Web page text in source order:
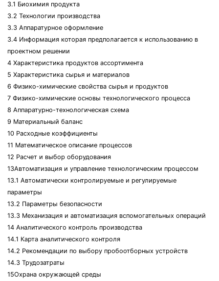
3.1 Биохимия продукта
3.2 Технологии производства
3.3 Аппаратурное оформление
3.4 Информация которая предполагается к использованию в
проектном решении
4 Характеристика продуктов ассортимента
5 Характеристика сырья и материалов
6 Физико-химические свойства сырья и продуктов
7 Физико-химические основы технологического процесса
8 Аппаратурно-технологическая схема
9 Материальный баланс
10 Расходные коэффициенты
11 Математическое описание процессов
12 Расчет и выбор оборудования
13Автоматизация и управление технологическим процессом
13.1 Автоматически контролируемые и регулируемые
параметры
13.2 Параметры безопасности
13.3 Механизация и автоматизация вспомогательных операций
14 Аналитического контроль производства
14.1 Карта аналитического контроля
14.2 Рекомендации по выбору пробоотборных устройств
14.3 Трудозатраты
15Охрана окружающей среды